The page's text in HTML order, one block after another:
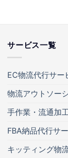
サービス一覧
EC物流代行サー
物流アウトソー
手作業・流通加
FBA納品代行サ
キッティング物